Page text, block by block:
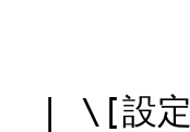
| \[設定